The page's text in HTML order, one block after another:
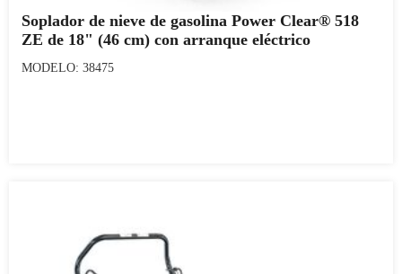
Soplador de nieve de gasolina Power Clear® 518
ZE de 18" (46 cm) con arranque eléctrico
MODELO: 38475